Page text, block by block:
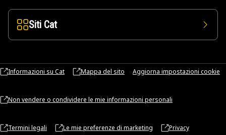
Siti Cat
Informazioni su Cat Mappa del sito Aggiorna impostazioni cookie
Non vendere o condividere le mie informazioni personali
Termini legali Le mie preferenze di marketing Privacy